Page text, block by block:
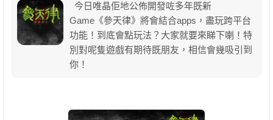
今日唯晶佢地公佈開發咗多年既新
Game《參天律》將會結合apps，盡玩跨平台
功能！到底會點玩法？大家就要來睇下喇！特
別對呢隻遊戲有期待既朋友，相信會幾吸引到
你！